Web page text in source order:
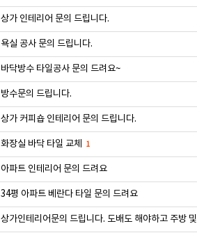
상가 인테리어 문의 드립니다.
욕실 공사 문의 드립니다.
바닥방수 타일공사 문의 드려요~
방수문의 드립니다.
상가 커피숍 인테리어 문의 드립니다.
화장실 바닥 타일 교체 1
아파트 인테리어 문의 드려요
34평 아파트 베란다 타일 문의 드려요
상가인테리어문의 드립니다. 도배도 해야하고 주방